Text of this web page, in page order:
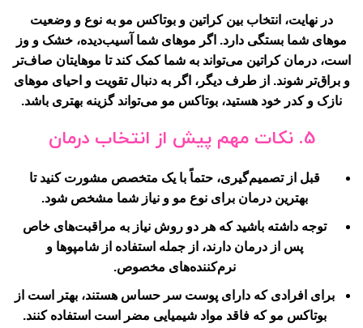
در نهایت، انتخاب بین کراتین و بوتاکس مو به نوع و وضعیت
موهای شما بستگی دارد. اگر موهای شما آسیب‌دیده، خشک و وز
است، درمان کراتین می‌تواند به شما کمک کند تا موهایتان صاف‌تر
و براق‌تر شوند. از طرف دیگر، اگر به دنبال تقویت و احیای موهای
نازک و کدر خود هستید، بوتاکس مو می‌تواند گزینه بهتری باشد.
5. نکات مهم پیش از انتخاب درمان
قبل از تصمیم‌گیری، حتماً با یک متخصص مشورت کنید تا
بهترین درمان برای نوع مو و نیاز شما مشخص شود.
توجه داشته باشید که هر دو روش نیاز به مراقبت‌های خاص
پس از درمان دارند، از جمله استفاده از شامپوها و
نرم‌کننده‌های مخصوص.
برای افرادی که دارای پوست سر حساس هستند، بهتر است از
بوتاکس مو که فاقد مواد شیمیایی مضر است استفاده کنند.